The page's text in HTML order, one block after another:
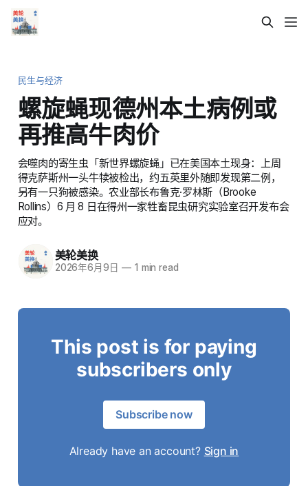
民生与经济
螺旋蝇现德州本土病例或
再推高牛肉价
会噬肉的寄生虫「新世界螺旋蝇」已在美国本土现身：上周
得克萨斯州一头牛犊被检出，约五英里外随即发现第二例，
另有一只狗被感染。农业部长布鲁克·罗林斯（Brooke
Rollins）6 月 8 日在得州一家牲畜昆虫研究实验室召开发布会
应对。
美轮美换
2026年6月9日 —1 min read
This post is for paying
subscribers only
Subscribe now
Already have an account? Sign in